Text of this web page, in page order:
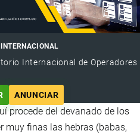
Internacional de Operadores
ANUNCIAR
procede del devanado de los
muy finas las hebras (babas,